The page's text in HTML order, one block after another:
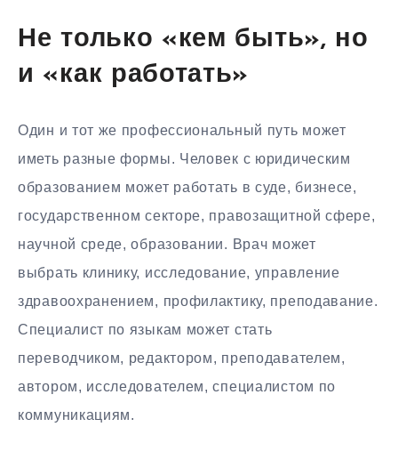
Не только «кем быть», но
и «как работать»
Один и тот же профессиональный путь может
иметь разные формы. Человек с юридическим
образованием может работать в суде, бизнесе,
государственном секторе, правозащитной сфере,
научной среде, образовании. Врач может
выбрать клинику, исследование, управление
здравоохранением, профилактику, преподавание.
Специалист по языкам может стать
переводчиком, редактором, преподавателем,
автором, исследователем, специалистом по
коммуникациям.